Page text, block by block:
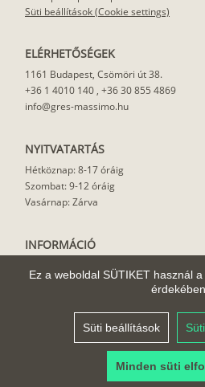
Ez a weboldal SÜTIKET használ
érdekében.
Süti beállítások
Minden süti
Süti beállítások (Cookie settings)
ELÉRHETŐSÉGEK
1161 Budapest, Csömöri út 38.
+36 1 4010 140, +36 30 855 4869
info@gres-massimo.hu
NYITVATARTÁS
Hétköznap: 8-17 óráig
Szombat: 9-12 óráig
Vasárnap: Zárva
INFORMÁCIÓ
Felhasználási javaslat